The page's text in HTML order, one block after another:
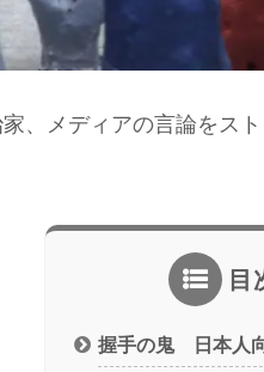
、メディアの言論をス
目
握手の鬼 日本人